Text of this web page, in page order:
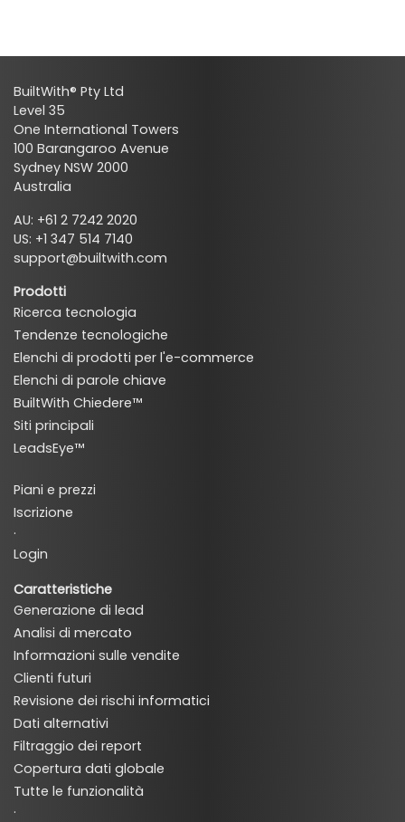
BuiltWith® Pty Ltd
Level 35
One International Towers
100 Barangaroo Avenue
Sydney NSW 2000
Australia
AU: +61 2 7242 2020
US: +1 347 514 7140
support@builtwith.com
Prodotti
Ricerca tecnologia
Tendenze tecnologiche
Elenchi di prodotti per l'e-commerce
Elenchi di parole chiave
BuiltWith Chiedere™
Siti principali
LeadsEye™
Piani e prezzi
Iscrizione
·
Login
Caratteristiche
Generazione di lead
Analisi di mercato
Informazioni sulle vendite
Clienti futuri
Revisione dei rischi informatici
Dati alternativi
Filtraggio dei report
Copertura dati globale
Tutte le funzionalità
·